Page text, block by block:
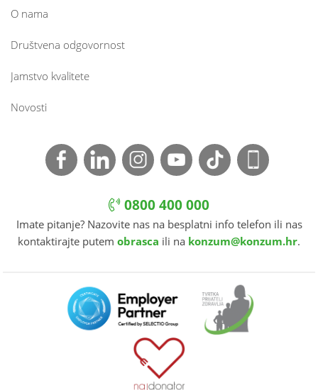
O nama
Društvena odgovornost
Jamstvo kvalitete
Novosti
0800 400 000
Imate pitanje? Nazovite nas na besplatni info telefon ili nas
kontaktirajte putem obrasca ili na konzum@konzum.hr.